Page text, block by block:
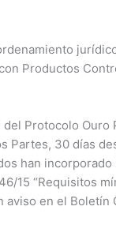
Productos
del Protocolo
Partes, 30 días
han
15 “Requisitos
aviso en el